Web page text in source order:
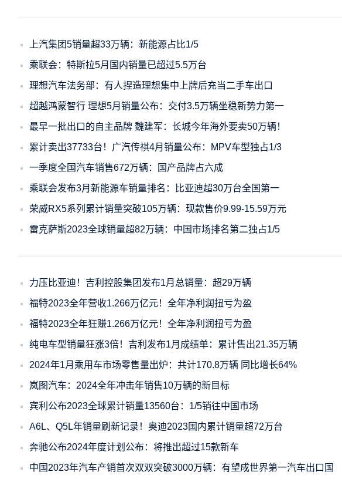
上汽集团5销量超33万辆：新能源占比1/5
乘联会：特斯拉5月国内销量已超过5.5万台
理想汽车法务部：有人捏造理想集中上牌后充当二手车出口
超越鸿蒙智行 理想5月销量公布：交付3.5万辆坐稳新势力第一
最早一批出口的自主品牌 魏建军：长城今年海外要卖50万辆！
累计卖出37733台！广汽传祺4月销量公布：MPV车型独占1/3
一季度全国汽车销售672万辆：国产品牌占六成
乘联会发布3月新能源车销量排名：比亚迪超30万台全国第一
荣威RX5系列累计销量突破105万辆：现款售价9.99-15.59万元
雷克萨斯2023全球销量超82万辆：中国市场排名第二独占1/5
力压比亚迪！吉利控股集团发布1月总销量：超29万辆
福特2023全年营收1.266万亿元！全年净利润扭亏为盈
福特2023全年狂赚1.266万亿元！全年净利润扭亏为盈
纯电车型销量狂涨3倍！吉利发布1月成绩单：累计售出21.35万辆
2024年1月乘用车市场零售量出炉：共计170.8万辆 同比增长64%
岚图汽车：2024全年冲击年销售10万辆的新目标
宾利公布2023全球累计销量13560台：1/5销往中国市场
A6L、Q5L年销量刷新记录！奥迪2023国内累计销量超72万台
奔驰公布2024年度计划公布：将推出超过15款新车
中国2023年汽车产销首次双双突破3000万辆：有望成世界第一汽车出口国